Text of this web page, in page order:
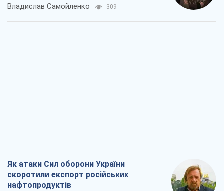
Владислав Самойленко 309
Як атаки Сил оборони України
скоротили експорт російських
нафтопродуктів